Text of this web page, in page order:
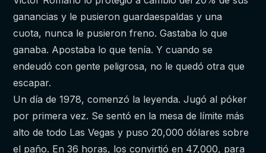
ganancias y le pusieron guardaespaldas y una
cuota, nunca le pusieron freno. Gastaba lo que
ganaba. Apostaba lo que tenía. Y cuando se
endeudó con gente peligrosa, no le quedó otra que
escapar.
Un día de 1978, comenzó la leyenda. Jugó al póker
por primera vez. Se sentó en la mesa de límite más
alto de todo Las Vegas y puso 20,000 dólares sobre
el paño. En 36 horas, los convirtió en 47,000, para